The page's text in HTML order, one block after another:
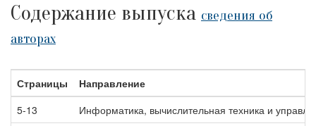
Содержание выпуска сведения об
авторах
Страницы
Направление
5-13
Информатика, вычислительная техника и